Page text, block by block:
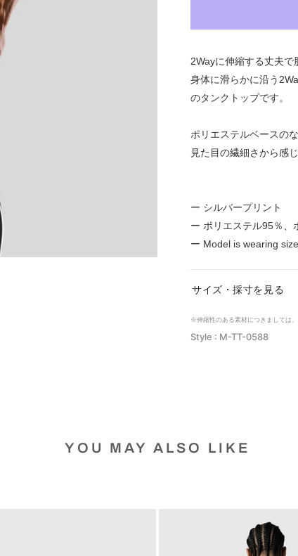
2Wayに伸縮する丈夫で
身体に滑らかに沿う
のタンクトップです。
ポリエステルベースの
見た目の繊細さから感
ー シルバープリント
ー ポリエステル95％、
ー Model is wearing
サイズ・採寸を見る
※伸縮性のある素材につきましては
Style : M-TT-0588
YOU MAY ALSO LIKE